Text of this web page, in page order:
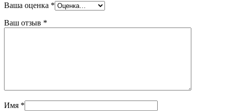
Ваша оценка *
Ваш отзыв *
Имя *